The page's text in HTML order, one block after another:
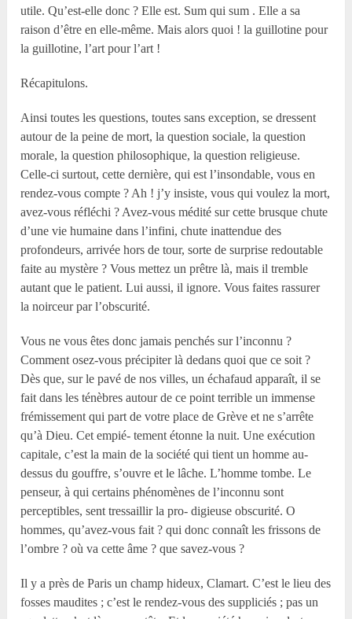
utile. Qu’est-elle donc ? Elle est. Sum qui sum . Elle a sa
raison d’être en elle-même. Mais alors quoi ! la guillotine pour
la guillotine, l’art pour l’art !
Récapitulons.
Ainsi toutes les questions, toutes sans exception, se dressent
autour de la peine de mort, la question sociale, la question
morale, la question philosophique, la question religieuse.
Celle-ci surtout, cette dernière, qui est l’insondable, vous en
rendez-vous compte ? Ah ! j’y insiste, vous qui voulez la mort,
avez-vous réfléchi ? Avez-vous médité sur cette brusque chute
d’une vie humaine dans l’infini, chute inattendue des
profondeurs, arrivée hors de tour, sorte de surprise redoutable
faite au mystère ? Vous mettez un prêtre là, mais il tremble
autant que le patient. Lui aussi, il ignore. Vous faites rassurer
la noirceur par l’obscurité.
Vous ne vous êtes donc jamais penchés sur l’inconnu ?
Comment osez-vous précipiter là dedans quoi que ce soit ?
Dès que, sur le pavé de nos villes, un échafaud apparaît, il se
fait dans les ténèbres autour de ce point terrible un immense
frémissement qui part de votre place de Grève et ne s’arrête
qu’à Dieu. Cet empié- tement étonne la nuit. Une exécution
capitale, c’est la main de la société qui tient un homme au-
dessus du gouffre, s’ouvre et le lâche. L’homme tombe. Le
penseur, à qui certains phénomènes de l’inconnu sont
perceptibles, sent tressaillir la pro- digieuse obscurité. O
hommes, qu’avez-vous fait ? qui donc connaît les frissons de
l’ombre ? où va cette âme ? que savez-vous ?
Il y a près de Paris un champ hideux, Clamart. C’est le lieu des
fosses maudites ; c’est le rendez-vous des suppliciés ; pas un